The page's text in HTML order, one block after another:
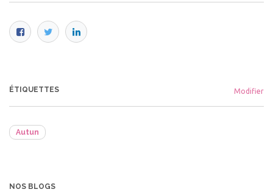
ÉTIQUETTES Modifier
Autun
NOS BLOGS